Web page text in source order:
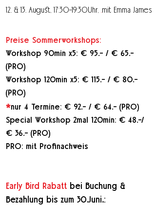
12. & 13. August, 17:30-19:30Uhr, .mit Emma James
Preise Sommerworkshops:
Workshop 90min x5: € 95.- / € 65.-
(PRO)
Workshop 120min x5: € 115.- / € 80.-
(PRO)
*nur 4 Termine: € 92.- / € 64.- (PRO)
Special Workshop 2mal 120min: € 48.-/
€ 36.- (PRO)
PRO: mit Profinachweis
Early Bird Rabatt bei Buchung &
Bezahlung bis zum 30.Juni.: